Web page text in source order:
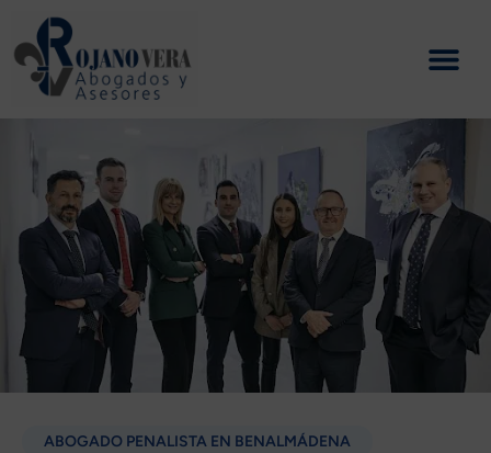
contenido
ABOGADO PENALISTA EN BENALMÁDENA